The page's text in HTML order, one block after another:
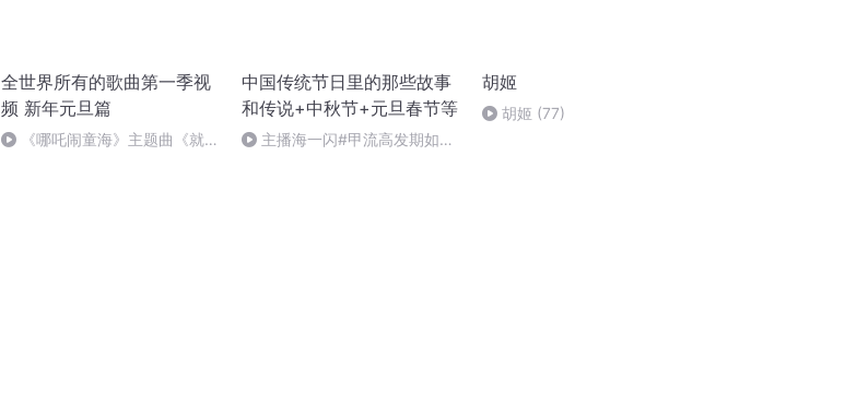
全世界所有的歌曲第一季视
频 新年元旦篇
《哪吒闹童海》主题曲《就是
中国传统节日里的那些故事
和传说+中秋节+元旦春节等
主播海一闪#甲流高发期如何
胡姬
胡姬 (77)